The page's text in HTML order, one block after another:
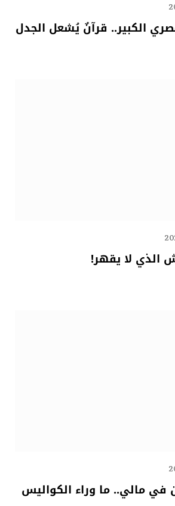
الكبير.. قرآنٌ يُشعل الجدل
الذي لا يقهر!
في مالي.. ما وراء الكواليس